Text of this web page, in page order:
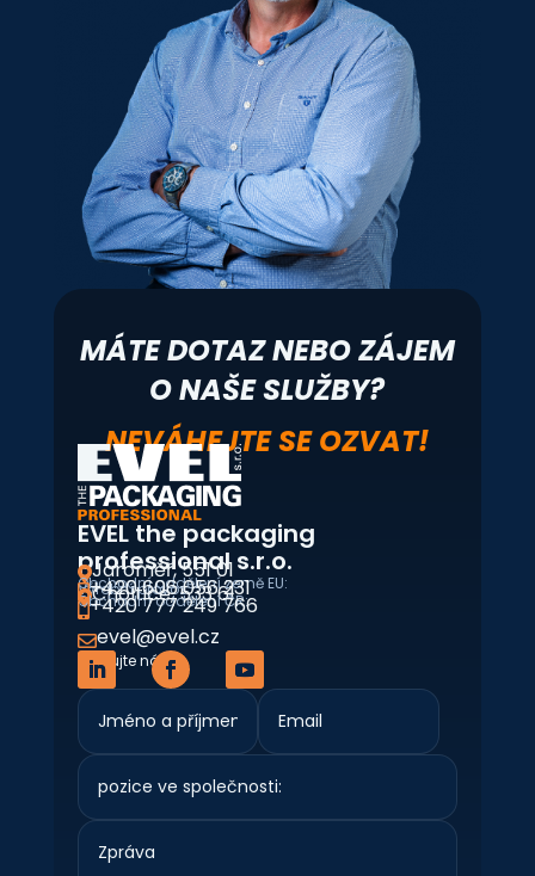
MÁTE DOTAZ NEBO ZÁJEM
O NAŠE SLUŽBY?
NEVÁHEJTE SE OZVAT!
EVEL the packaging
professional s.r.o.
Výrobní provoz:
Choltice, 533 61
Jaroměř, 551 01
Obchodní oddělení ČR:
+420 777 249 766
Obchodní oddělení země EU:
+420 606 056 231
evel@evel.cz
Sledujte nás